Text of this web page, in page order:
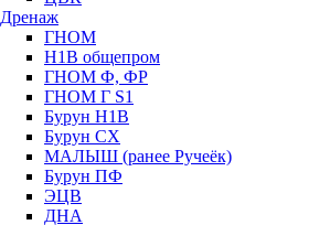
Дренаж
ГНОМ
Н1В общепром
ГНОМ Ф, ФР
ГНОМ Г S1
Бурун Н1В
Бурун СХ
МАЛЫШ (ранее Ручеёк)
Бурун ПФ
ЭЦВ
ДНА